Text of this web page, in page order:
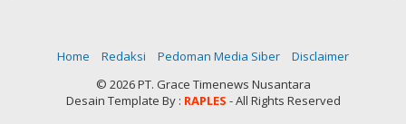
Home Redaksi Pedoman Media Siber
Disclaimer
© 2026 PT. Grace Timenews Nusantara
Desain Template By : RAPLES - All Rights Reserved